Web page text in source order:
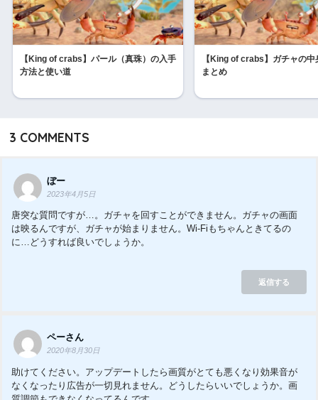
【King of crabs】パール（真珠）の入手
方法と使い道
【King of crabs】ガチャの中
まとめ
3 COMMENTS
ぼー
2023年4月5日
唐突な質問ですが…。ガチャを回すことができません。ガチャの画面
は映るんですが、ガチャが始まりません。Wi-Fiもちゃんときてるの
に…どうすれば良いでしょうか。
返信する
ペーさん
2020年8月30日
助けてください。アップデートしたら画質がとても悪くなり効果音が
なくなったり広告が一切見れません。どうしたらいいでしょうか。画